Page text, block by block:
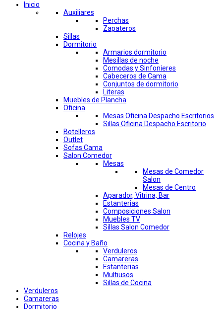
Inicio
Auxiliares
Perchas
Zapateros
Sillas
Dormitorio
Armarios dormitorio
Mesillas de noche
Comodas y Sinfonieres
Cabeceros de Cama
Conjuntos de dormitorio
Literas
Muebles de Plancha
Oficina
Mesas Oficina Despacho Escritorios
Sillas Oficina Despacho Escritorio
Botelleros
Outlet
Sofas Cama
Salon Comedor
Mesas
Mesas de Comedor
Salon
Mesas de Centro
Aparador, Vitrina, Bar
Estanterias
Composiciones Salon
Muebles TV
Sillas Salon Comedor
Relojes
Cocina y Baño
Verduleros
Camareras
Estanterias
Multiusos
Sillas de Cocina
Verduleros
Camareras
Dormitorio